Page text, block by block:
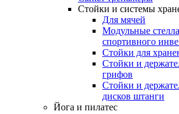
Стойки и системы
Для мячей
Модульные
спортивного
Стойки для
Стойки и
грифов
Стойки и
дисков штанги
Йога и пилатес